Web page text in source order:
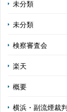
未分類
未分類
検察審査会
楽天
概要
横浜・副流煙裁判